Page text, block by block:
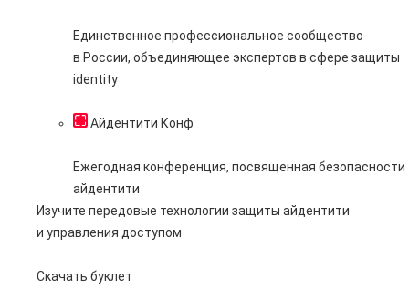
Единственное профессиональное сообщество
в России, объединяющее экспертов в сфере защиты
identity
Айдентити Конф
Ежегодная конференция, посвященная безопасности
айдентити
Изучите передовые технологии защиты айдентити
и управления доступом
Скачать буклет